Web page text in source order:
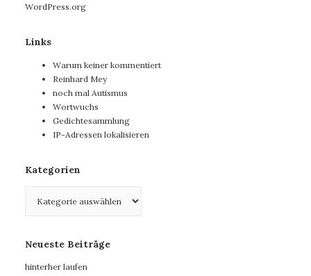
WordPress.org
Links
Warum keiner kommentiert
Reinhard Mey
noch mal Autismus
Wortwuchs
Gedichtesammlung
IP-Adressen lokalisieren
Kategorien
Neueste Beiträge
hinterher laufen